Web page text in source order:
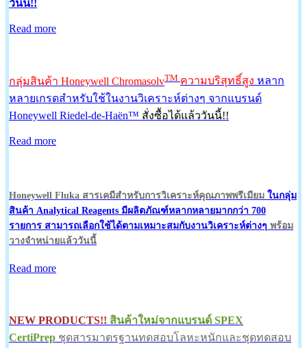
วันนี้!!
Read more
กลุ่มสินค้า Honeywell ChromasolvTM ความบริสุทธิ์สูง หลาก
หลายเกรดสำหรับใช้ในงานวิเคราะห์ต่างๆ จากแบรนด์
Honeywell Riedel-de-Haën™ สั่งซื้อได้แล้ววันนี้!!
Read more
Honeywell Fluka สารเคมีสำหรับการวิเคราะห์คุณภาพพรีเมียม ในกลุ่ม
สินค้า Analytical Reagents มีผลิตภัณฑ์หลากหลายมากกว่า 700
รายการ สามารถเลือกใช้ได้ตามเหมาะสมกับงานวิเคราะห์ต่างๆ พร้อม
วางจำหน่ายแล้ววันนี้
Read more
NEW PRODUCTS!! สินค้าใหม่จากแบรนด์ SPEX
CertiPrep ชุดสารมาตรฐานทดสอบโลหะหนักและชุดทดสอบ